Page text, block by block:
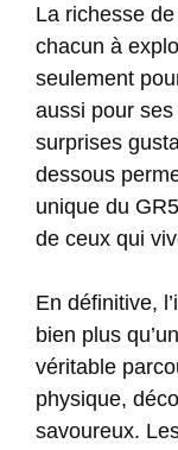
La richesse
chacun à
seulement
aussi pour
surprises
dessous
unique du
de ceux qui
En définitive,
bien plus
véritable
physique,
savoureux.